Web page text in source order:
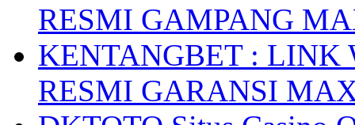
RESMI GAMPANG
KENTANGBET : LINK
RESMI GARANSI